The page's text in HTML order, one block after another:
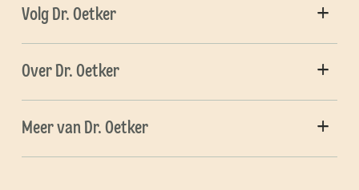
Volg Dr. Oetker
Over Dr. Oetker
Meer van Dr. Oetker